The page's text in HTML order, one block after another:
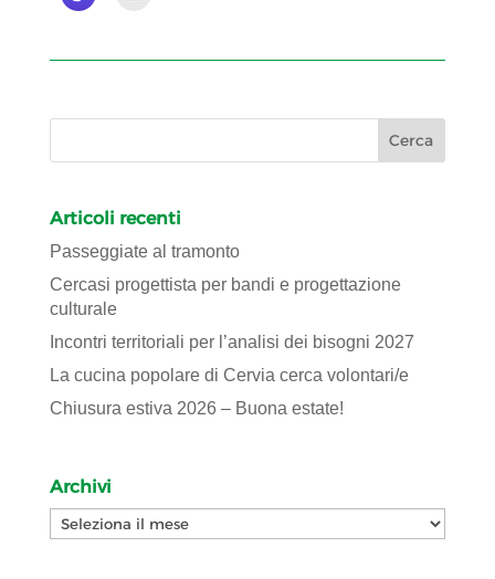
Articoli recenti
Passeggiate al tramonto
Cercasi progettista per bandi e progettazione
culturale
Incontri territoriali per l’analisi dei bisogni 2027
La cucina popolare di Cervia cerca volontari/e
Chiusura estiva 2026 – Buona estate!
Archivi
Archivi